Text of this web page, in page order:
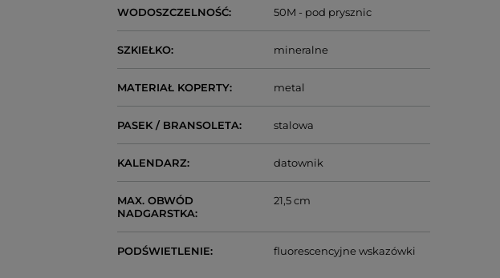
WODOSZCZELNOŚĆ 50M - pod prysznic
SZKIEŁKO mineralne
MATERIAŁ KOPERTY metal
PASEK / BRANSOLETA stalowa
KALENDARZ datownik
MAX. OBWÓD
NADGARSTKA
21,5 cm
PODŚWIETLENIE fluorescencyjne wskazówki